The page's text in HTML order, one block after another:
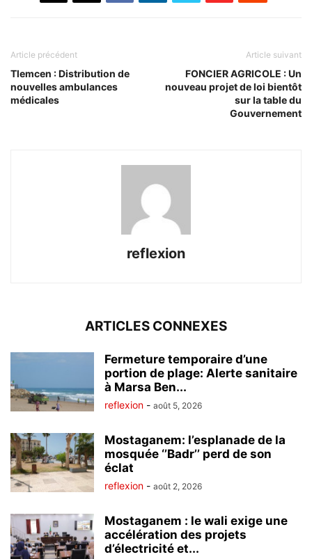
Article précédent
Tlemcen : Distribution de
nouvelles ambulances
médicales
Article suivant
FONCIER AGRICOLE : Un
nouveau projet de loi bientôt
sur la table du
Gouvernement
reflexion
ARTICLES CONNEXES
Fermeture temporaire d’une
portion de plage: Alerte sanitaire
à Marsa Ben...
reflexion - août 5, 2026
Mostaganem: l’esplanade de la
mosquée ‘’Badr’’ perd de son
éclat
reflexion - août 2, 2026
Mostaganem : le wali exige une
accélération des projets
d’électricité et...